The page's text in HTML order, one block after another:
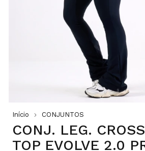
Início CONJUNTOS
CONJ. LEG.
TOP EVOLVE 2.0